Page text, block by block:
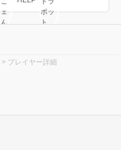
> プレイヤー詳細